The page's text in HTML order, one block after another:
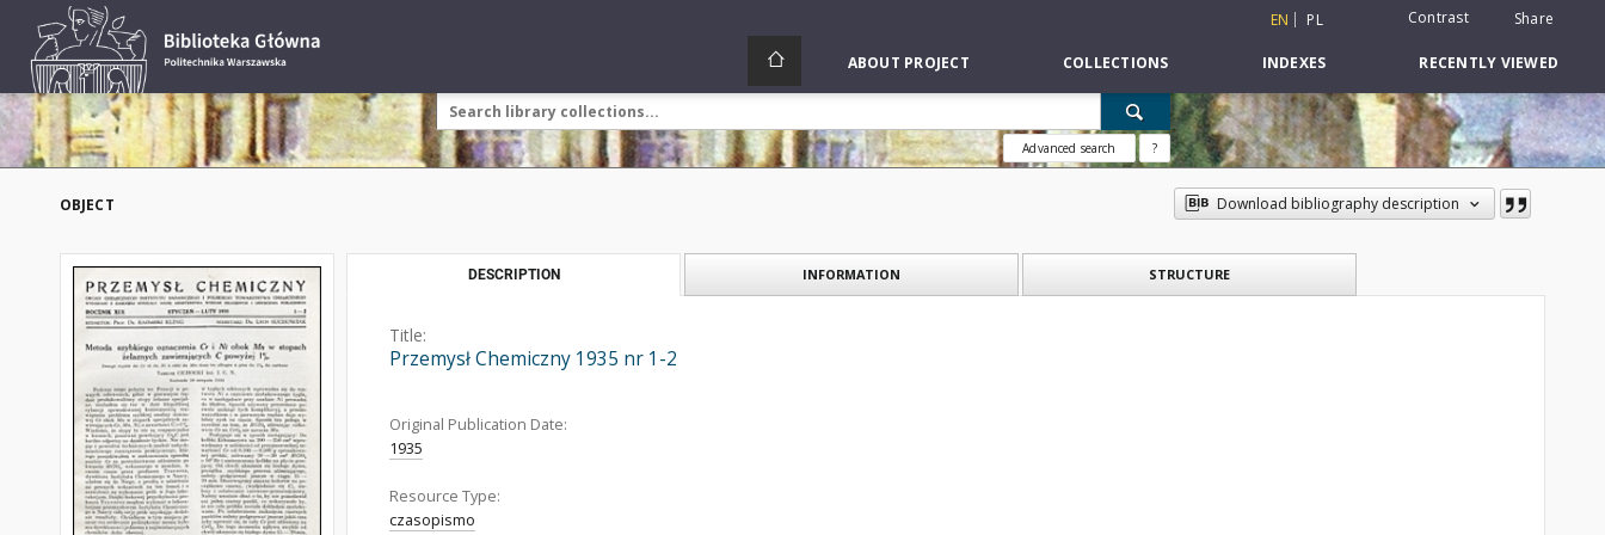
EN PL Contrast Share
ABOUT PROJECT COLLECTIONS INDEXES RECENTLY VIEWED
Advanced search ?
OBJECT Download bibliography description
DESCRIPTION INFORMATION STRUCTURE
Title:
Przemysł Chemiczny 1935 nr 1-2
Original Publication Date:
1935
Resource Type:
czasopismo